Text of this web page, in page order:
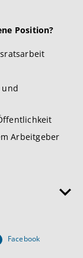
Position?
und
Arbeitgeber
Facebook